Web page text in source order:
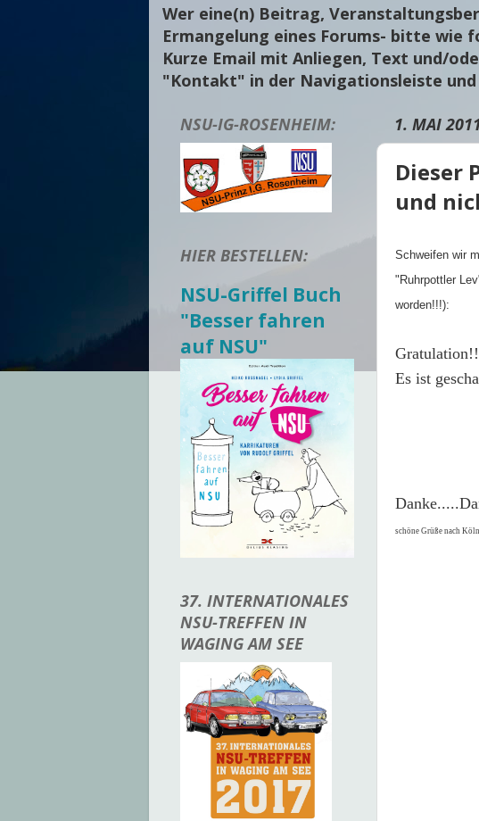
Wer eine(n) Beitrag,
Ermangelung eines Forums- bitte wie
Kurze Email mit Anliegen, Text und/
"Kontakt" in der Navigationsleiste und
1. MAI
Dieser
und
Schweifen wir
"Ruhrpottler
worden!!!):
Es ist
aus
schöne Grüße nach
NSU-IG-ROSENHEIM:
HIER BESTELLEN:
NSU-Griffel Buch
"Besser fahren
auf NSU"
37. INTERNATIONALES
NSU-TREFFEN IN
WAGING AM SEE